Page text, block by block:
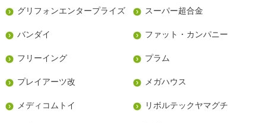
グリフォンエンタープライズ スーパー超合金
バンダイ ファット・カンパニー
フリーイング プラム
プレイアーツ改 メガハウス
メディコムトイ リボルテックヤマグチ